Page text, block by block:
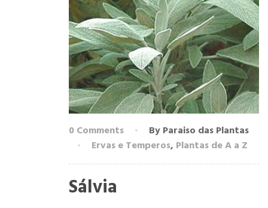
0 Comments
By Paraiso das Plantas
Ervas e Temperos, Plantas de A a Z
Sálvia